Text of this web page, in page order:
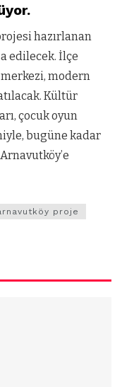
hazırlanan
edilecek. İlçe
modern
Kültür
çocuk oyun
bugüne kadar
proje